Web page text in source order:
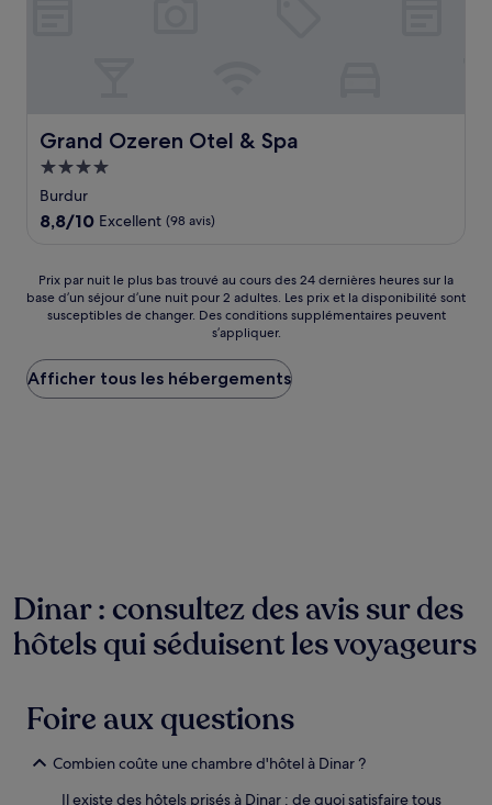
Grand Ozeren Otel & Spa
Grand Ozeren Otel & Spa
Hébergement
4.0 étoiles
Burdur
8.8
Excellent,
(98 avis)
8,8/10 Excellent (98 avis)
Prix
par
nuit
plus
bas
trouvé
séjour
d’une
nuit
pour
prix
et
disponibilité
Prix par nuit le plus bas trouvé au cours des 24 dernières heures sur la
base d’un séjour d’une nuit pour 2 adultes. Les prix et la disponibilité sont
susceptibles de changer. Des conditions supplémentaires peuvent
s’appliquer.
Afficher tous les hébergements
Dinar : consultez des avis sur des
hôtels qui séduisent les voyageurs
Foire aux questions
Combien coûte une chambre d'hôtel à Dinar ?
Il existe des hôtels prisés à Dinar : de quoi satisfaire tous